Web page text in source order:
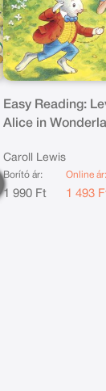
Easy Reading:
Alice in
Caroll Lewis
Borító ár:
1 990 Ft
Online ár:
1 493